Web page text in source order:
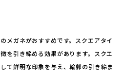
メガネがおすすめです。スクエアタイ
を引き締める効果があります。スクエ
て鮮明な印象を与え、輪郭の引き締ま